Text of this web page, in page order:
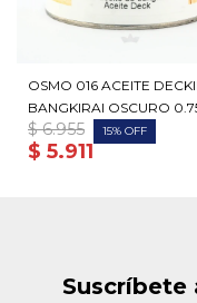
OSMO 016 ACEITE
BANGKIRAI OSCURO
$ 5.911
$ 6.955 15
Suscríbete